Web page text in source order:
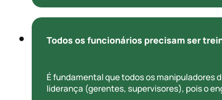
Todos os funcionários precisam ser
É fundamental que todos os manipuladores
liderança (gerentes, supervisores), pois o